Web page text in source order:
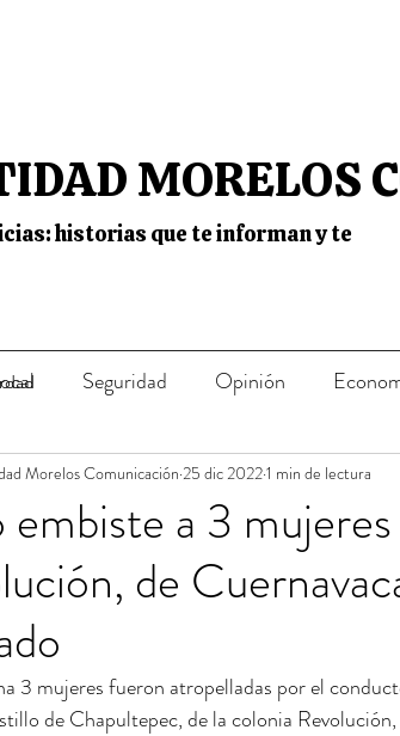
MORELOS
historias que te informan y te
Seguridad Opinión
embiste a 3
de
Morelos Comunicación 25 dic 20221 min de lectura
3 mujeres fueron atropelladas por el
de Chapultepec, de la colonia